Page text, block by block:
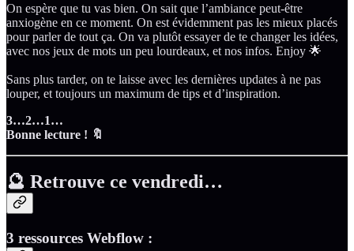
On espère que tu vas bien. On sait que l’ambiance peut-être
anxiogène en ce moment. On est évidemment pas les mieux placés
pour parler de tout ça. On va plutôt essayer de te changer les idées,
avec nos jeux de mots un peu lourdeaux, et nos infos. Enjoy 🌟
Sans plus tarder, on te laisse avec les dernières updates à ne pas
louper, et toujours un maximum de tips et d’inspiration.
3…2…1…
Bonne lecture ! 🔖
🔮 Retrouve ce vendredi…
3 ressources Webflow :